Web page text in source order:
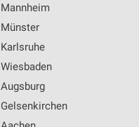
Mannheim
Münster
Karlsruhe
Wiesbaden
Augsburg
Gelsenkirchen